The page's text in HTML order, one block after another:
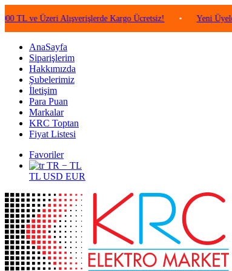
Üzeri Alışverişlerde Kargo Ücretsiz! • Yeni Üyelere
AnaSayfa
Siparişlerim
Hakkımızda
Şubelerimiz
İletişim
Para Puan
Markalar
KRC Toptan
Fiyat Listesi
Favoriler
TR − TL
TL USD EUR